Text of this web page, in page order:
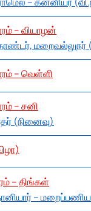
– வியாழன்
மறைவல்லுநர்
– வெள்ளி
– சனி
(நினைவு)
– திங்கள்
–